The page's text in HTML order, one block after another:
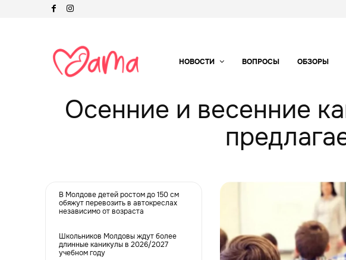
НОВОСТИ ВОПРОСЫ ОБЗОРЫ
Осенние и весенние
В Молдове детей ростом до 150 см
обяжут перевозить в автокреслах
независимо от возраста
Школьников Молдовы ждут более
длинные каникулы в 2026/2027
учебном году